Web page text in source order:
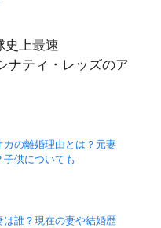
史上最速
ナティ・レッズのア
カの離婚理由とは？元妻
供についても
は誰？現在の妻や結婚歴